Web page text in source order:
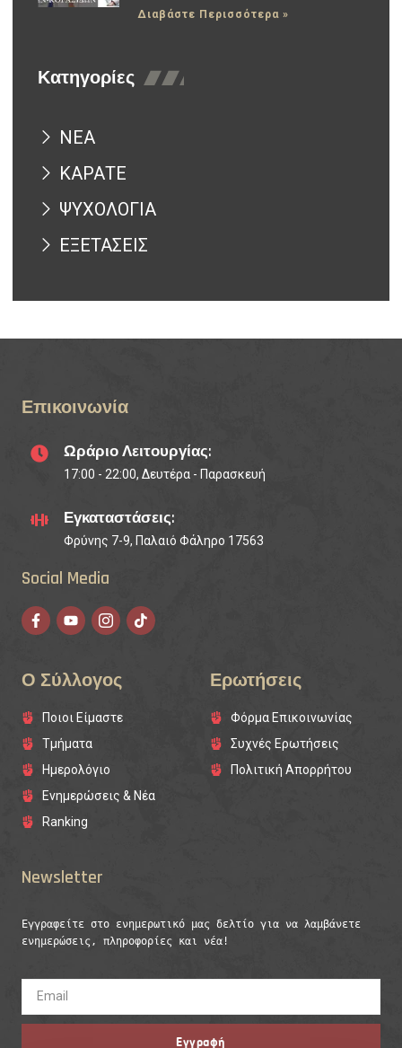
Διαβάστε Περισσότερα »
Κατηγορίες
ΝΕΑ
ΚΑΡΑΤΕ
ΨΥΧΟΛΟΓΙΑ
ΕΞΕΤΑΣΕΙΣ
Επικοινωνία
Ωράριο Λειτουργίας:
17:00 - 22:00, Δευτέρα - Παρασκευή
Εγκαταστάσεις:
Φρύνης 7-9, Παλαιό Φάληρο 17563
Social Media
Ο Σύλλογος
Ποιοι Είμαστε
Τμήματα
Ημερολόγιο
Ενημερώσεις & Νέα
Ranking
Ερωτήσεις
Φόρμα Επικοινωνίας
Συχνές Ερωτήσεις
Πολιτική Απορρήτου
Newsletter
Εγγραφείτε στο ενημερωτικό μας δελτίο για να λαμβάνετε
ενημερώσεις, πληροφορίες και νέα!
Εγγραφή